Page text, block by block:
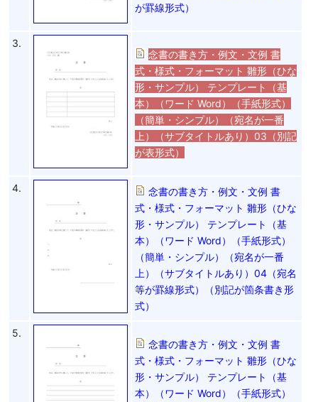
が罫線形式）
3.
念書の書き方・例文・文例 書
式・様式・フォーマット 雛形（ひな
形・サンプル） テンプレート（基
本）（ワード Word）（手紙形式）
（簡単・シンプル）（宛名が一番
上）（サブタイトルあり）03（別記
が表形式）
4.
念書の書き方・例文・文例 書
式・様式・フォーマット 雛形（ひな
形・サンプル） テンプレート（基
本）（ワード Word）（手紙形式）
（簡単・シンプル）（宛名が一番
上）（サブタイトルあり）04（宛名
等が罫線形式）（別記が箇条書き形
式）
5.
念書の書き方・例文・文例 書
式・様式・フォーマット 雛形（ひな
形・サンプル） テンプレート（基
本）（ワード Word）（手紙形式）